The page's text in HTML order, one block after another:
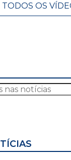
TODOS OS